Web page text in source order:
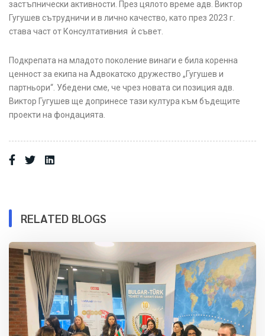
застъпнически активности. През цялото време адв. Виктор
Гугушев сътрудничи и в лично качество, като през 2023 г.
става част от Консултативния ѝ съвет.
Подкрепата на младото поколение винаги е била коренна
ценност за екипа на Адвокатско дружество „Гугушев и
партньори“. Убедени сме, че чрез новата си позиция адв.
Виктор Гугушев ще допринесе тази култура към бъдещите
проекти на фондацията.
RELATED BLOGS